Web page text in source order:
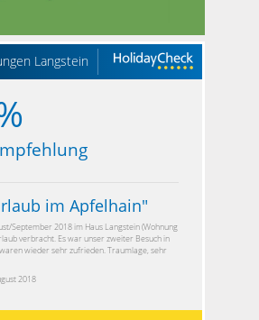
Langstein
im Apfelhain"
September 2018 im Haus Langstein (Wohnung
verbracht. Es war unser zweiter Besuch in
wieder sehr zufrieden. Traumlage, sehr
2018